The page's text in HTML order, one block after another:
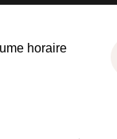
horaire